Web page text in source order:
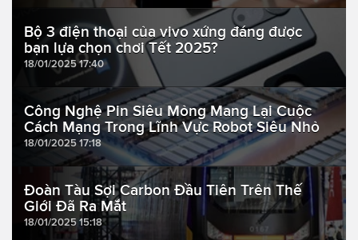
Bộ 3 điện thoại của vivo xứng đáng được
bạn lựa chọn chơi Tết 2025?
18/01/2025 17:40
Công Nghệ Pin Siêu Mỏng Mang Lại Cuộc
Cách Mạng Trong Lĩnh Vực Robot Siêu Nhỏ
18/01/2025 17:18
Đoàn Tàu Sợi Carbon Đầu Tiên Trên Thế
Giới Đã Ra Mắt
18/01/2025 15:18